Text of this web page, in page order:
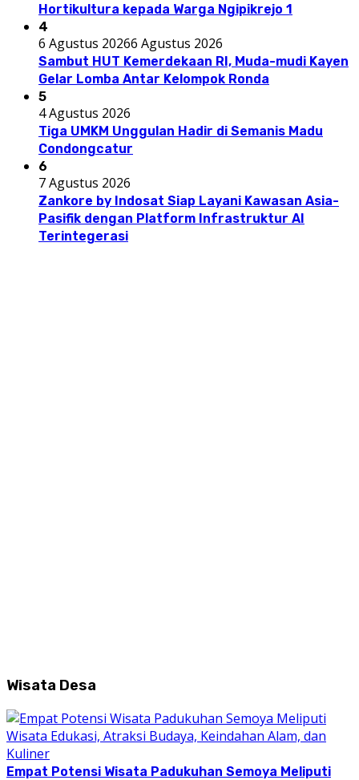
Hortikultura kepada Warga Ngipikrejo 1
4
6 Agustus 20266 Agustus 2026
Sambut HUT Kemerdekaan RI, Muda-mudi Kayen
Gelar Lomba Antar Kelompok Ronda
5
4 Agustus 2026
Tiga UMKM Unggulan Hadir di Semanis Madu
Condongcatur
6
7 Agustus 2026
Zankore by Indosat Siap Layani Kawasan Asia-
Pasifik dengan Platform Infrastruktur AI
Terintegerasi
Wisata Desa
Empat Potensi Wisata Padukuhan Semoya Meliputi